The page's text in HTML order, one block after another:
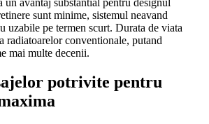
sunt minime, sistemul neavand
uzabile pe termen scurt. Durata de viata
radiatoarelor conventionale, putand
mai multe decenii.
potrivite pentru